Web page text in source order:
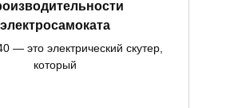
электросамоката
— это электрический скутер,
который